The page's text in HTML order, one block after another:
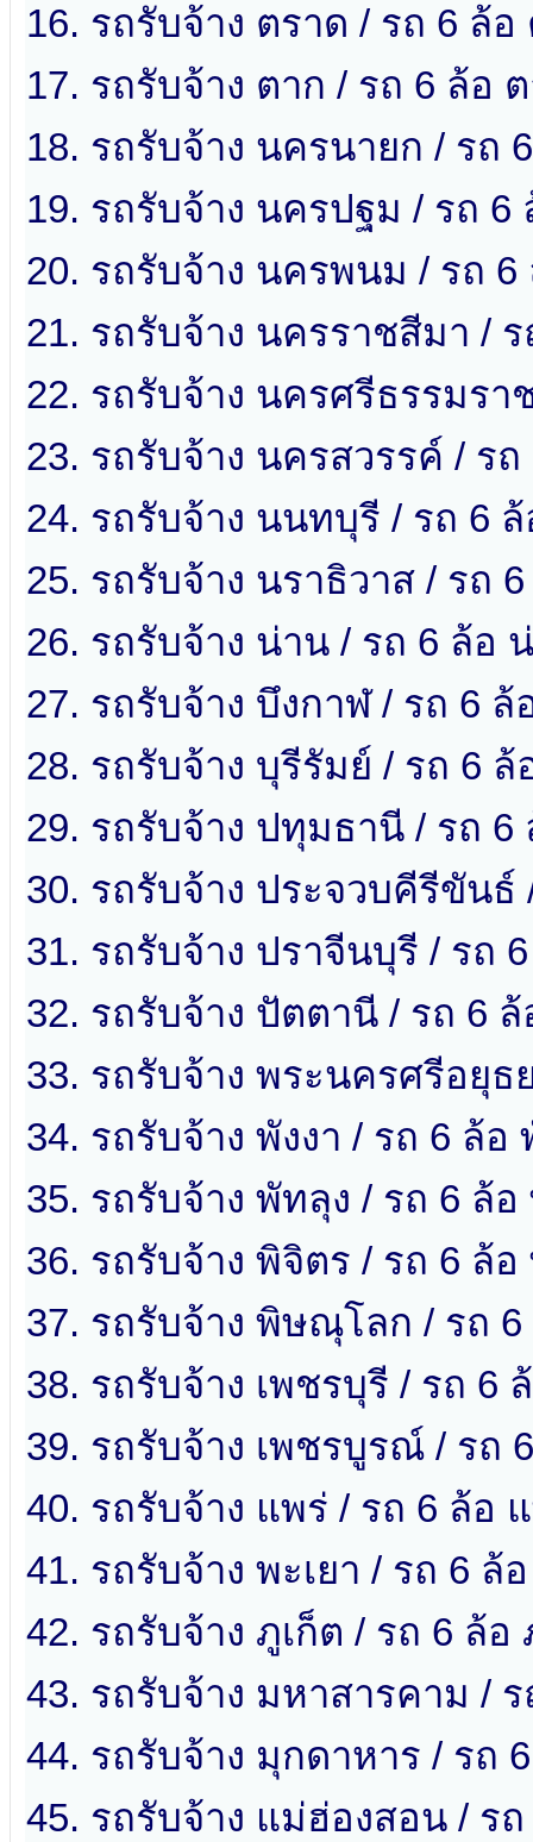
16. รถรับจ้าง ตราด / รถ 6 ล้อ
17. รถรับจ้าง ตาก / รถ 6 ล้อ
18. รถรับจ้าง นครนายก / รถ
19. รถรับจ้าง นครปฐม / รถ
20. รถรับจ้าง นครพนม / รถ
21. รถรับจ้าง นครราชสีมา /
22. รถรับจ้าง นครศรีธรรมร
23. รถรับจ้าง นครสวรรค์ / ร
24. รถรับจ้าง นนทบุรี / รถ 6
25. รถรับจ้าง นราธิวาส / รถ
26. รถรับจ้าง น่าน / รถ 6 ล้อ
27. รถรับจ้าง บึงกาฬ / รถ 6 ล้
28. รถรับจ้าง บุรีรัมย์ / รถ 6 ล้
29. รถรับจ้าง ปทุมธานี / รถ
30. รถรับจ้าง ประจวบคีรีขัน
31. รถรับจ้าง ปราจีนบุรี / รถ
32. รถรับจ้าง ปัตตานี / รถ 6
33. รถรับจ้าง พระนครศรีอยุ
34. รถรับจ้าง พังงา / รถ 6 ล้อ
35. รถรับจ้าง พัทลุง / รถ 6 ล้
36. รถรับจ้าง พิจิตร / รถ 6 ล้
37. รถรับจ้าง พิษณุโลก / รถ
38. รถรับจ้าง เพชรบุรี / รถ 6
39. รถรับจ้าง เพชรบูรณ์ / รถ
40. รถรับจ้าง แพร่ / รถ 6 ล้อ
41. รถรับจ้าง พะเยา / รถ 6 ล้
42. รถรับจ้าง ภูเก็ต / รถ 6 ล้อ
43. รถรับจ้าง มหาสารคาม /
44. รถรับจ้าง มุกดาหาร / รถ
45. รถรับจ้าง แม่ฮ่องสอน / ร